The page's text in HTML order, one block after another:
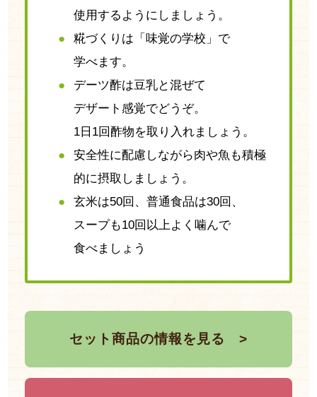
使用するようにしましょう。
糀づくりは「味覚の学校」で
学べます。
デーツ酢は豆乳と混ぜて
デザート感覚でどうぞ。
1日1回酢物を取り入れましょう。
安全性に配慮しながら肉や魚も積極
的に摂取しましょう。
玄米は50回、普通食品は30回、
スープも10回以上よく噛んで
食べましょう
セット商品の情報を見る